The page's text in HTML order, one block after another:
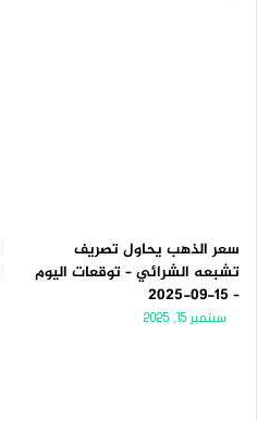
سعر الذهب يحاول تصريف
تشبعه الشرائي – توقعات اليوم
– 15-09-2025
سبتمبر 15, 2025